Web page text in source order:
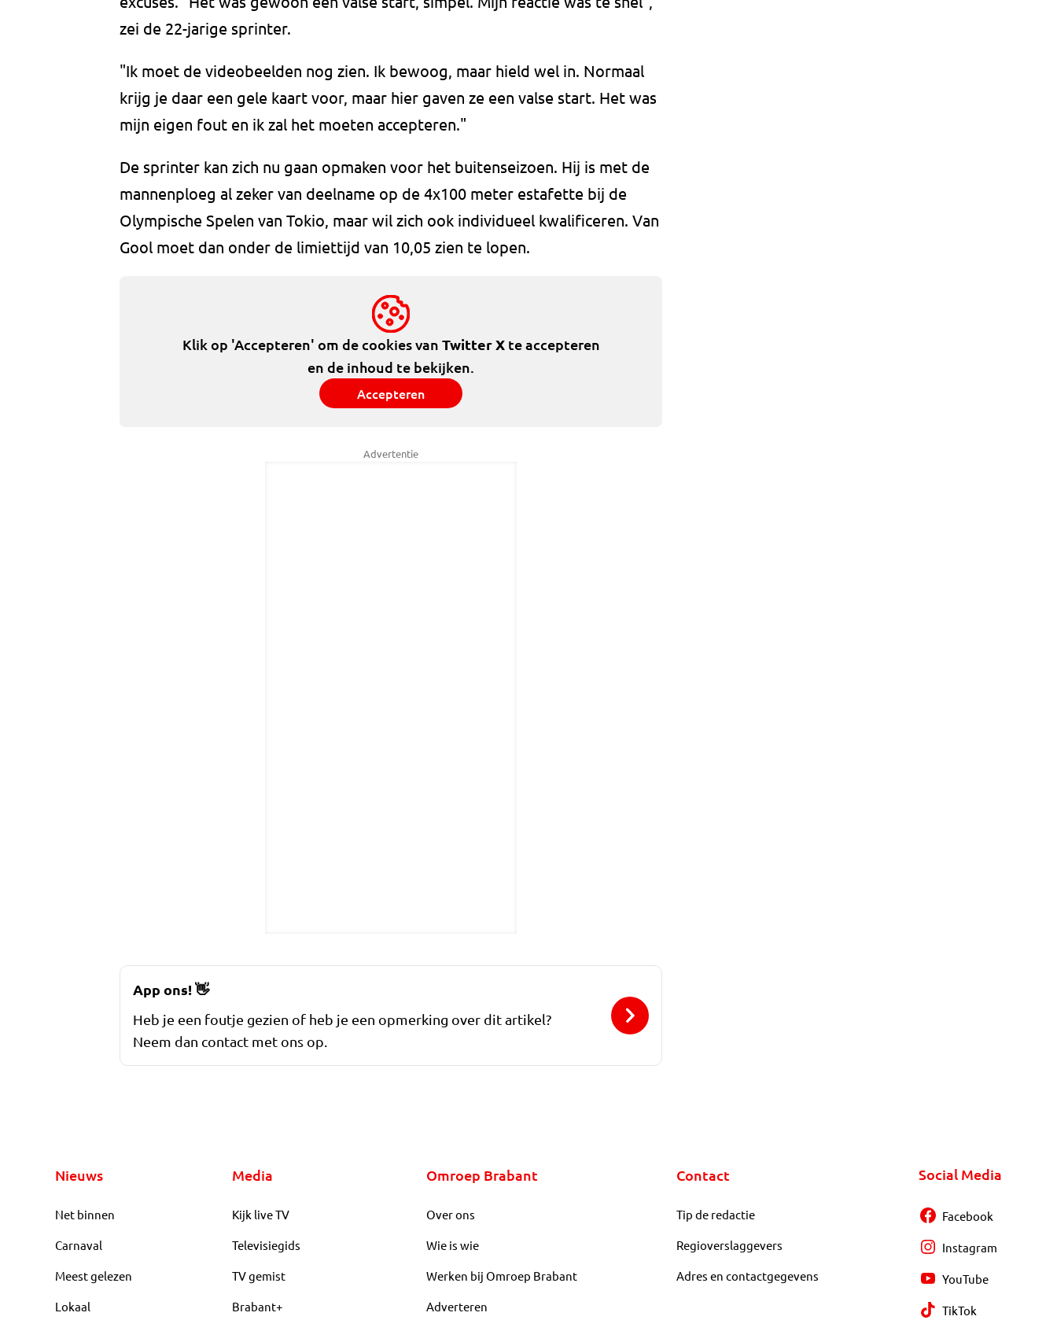
zei de 22-jarige sprinter.
"Ik moet de videobeelden nog zien. Ik bewoog, maar hield wel in. Normaal
krijg je daar een gele kaart voor, maar hier gaven ze een valse start. Het was
mijn eigen fout en ik zal het moeten accepteren."
De sprinter kan zich nu gaan opmaken voor het buitenseizoen. Hij is met de
mannenploeg al zeker van deelname op de 4x100 meter estafette bij de
Olympische Spelen van Tokio, maar wil zich ook individueel kwalificeren. Van
Gool moet dan onder de limiettijd van 10,05 zien te lopen.
Klik op 'Accepteren' om de cookies van Twitter Xte accepteren
en de inhoud te bekijken.
Accepteren
Advertentie
App ons!👋
Heb je een foutje gezien of heb je een opmerking over dit artikel?
Neem dan contact met ons op.
Nieuws
Net binnen
Carnaval
Meest gelezen
Lokaal
Media
Kijk live TV
Televisiegids
TV gemist
Brabant+
Omroep Brabant
Over ons
Wie is wie
Werken bij Omroep Brabant
Adverteren
Contact
Tip de redactie
Regioverslaggevers
Adres en contactgegevens
Social Media
Facebook
Instagram
YouTube
TikTok